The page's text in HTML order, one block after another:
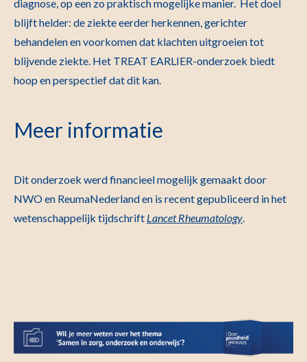
diagnose, op een zo praktisch mogelijke manier. Het doel
blijft helder: de ziekte eerder herkennen, gerichter
behandelen en voorkomen dat klachten uitgroeien tot
blijvende ziekte. Het TREAT EARLIER-onderzoek biedt
hoop en perspectief dat dit kan.
Meer informatie
Dit onderzoek werd financieel mogelijk gemaakt door
NWO en ReumaNederland en is recent gepubliceerd in het
wetenschappelijk tijdschrift Lancet Rheumatology.